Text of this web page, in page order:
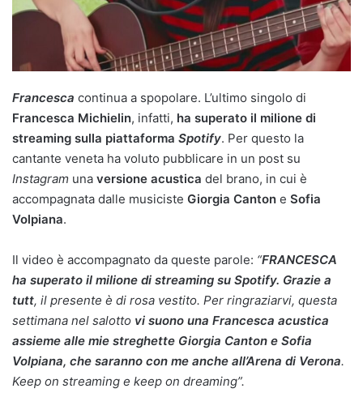
Francesca continua a spopolare. L’ultimo singolo di
Francesca Michielin, infatti, ha superato il milione di
streaming sulla piattaforma Spotify. Per questo la
cantante veneta ha voluto pubblicare in un post su
Instagram una versione acustica del brano, in cui è
accompagnata dalle musiciste Giorgia Canton e Sofia
Volpiana.
Il video è accompagnato da queste parole: “FRANCESCA
ha superato il milione di streaming su Spotify. Grazie a
tutt, il presente è di rosa vestito. Per ringraziarvi, questa
settimana nel salotto vi suono una Francesca acustica
assieme alle mie streghette Giorgia Canton e Sofia
Volpiana, che saranno con me anche all’Arena di Verona.
Keep on streaming e keep on dreaming”.